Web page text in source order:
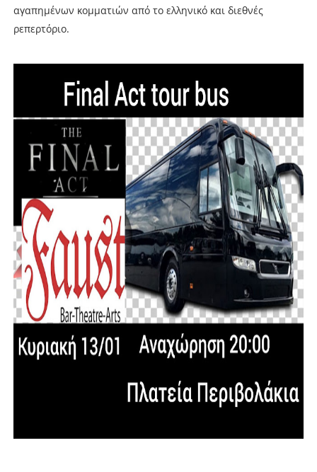
αγαπημένων κομματιών από το ελληνικό και διεθνές
ρεπερτόριο.